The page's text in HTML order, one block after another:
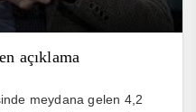
açıklama
meydana gelen 4,2